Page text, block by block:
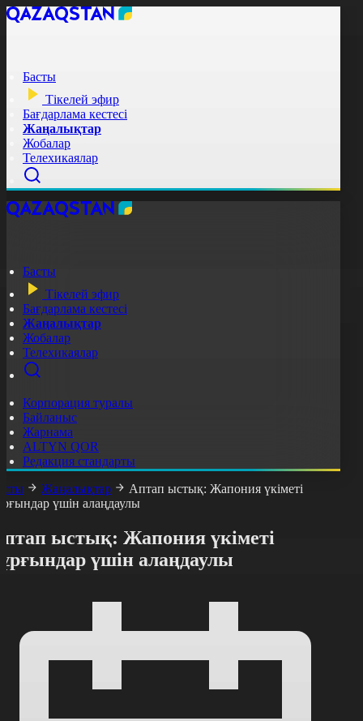
Басты
Тікелей эфир
Бағдарлама кестесі
Жаңалықтар
Жобалар
Телехикаялар
Басты
Тікелей эфир
Бағдарлама кестесі
Жаңалықтар
Жобалар
Телехикаялар
Корпорация туралы
Байланыс
Жарнама
ALTYN QOR
Редакция стандарты
Жаңалықтар
Аптап ыстық: Жапония үкіметі
үшін алаңдаулы
ыстық: Жапония үкіметі
үшін алаңдаулы